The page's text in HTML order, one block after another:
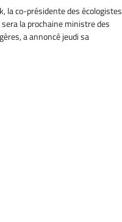
la co-présidente des écologistes
la prochaine ministre des
a annoncé jeudi sa